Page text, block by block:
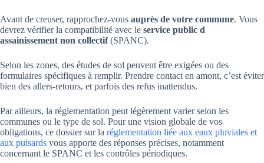
Avant de creuser, rapprochez-vous auprès de votre commune. Vous
devrez vérifier la compatibilité avec le service public d
assainissement non collectif(SPANC).
Selon les zones, des études de sol peuvent être exigées ou des
formulaires spécifiques à remplir. Prendre contact en amont, c’est éviter
bien des allers-retours, et parfois des refus inattendus.
Par ailleurs, la réglementation peut légèrement varier selon les
communes ou le type de sol. Pour une vision globale de vos
obligations, ce dossier sur la réglementation liée aux eaux pluviales et
aux puisards vous apporte des réponses précises, notamment
concernant le SPANC et les contrôles périodiques.